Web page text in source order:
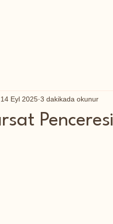
Penceresi
14 Eyl 2025 3 dakikada okunur